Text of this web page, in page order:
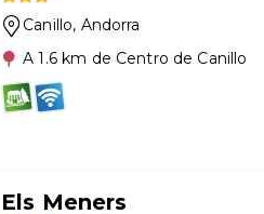
Canillo, Andorra
A 1.6 km de Centro de Canillo
Els Meners